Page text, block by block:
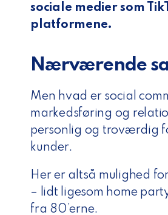
sociale medier som
platformene.
Nærværende
Men hvad er social
markedsføring og
personlig og troværdig
kunder.
Her er altså mulighed
– lidt ligesom home
fra 80’erne.